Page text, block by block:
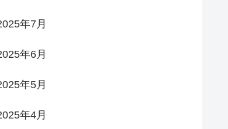
年7月
年6月
年5月
年4月